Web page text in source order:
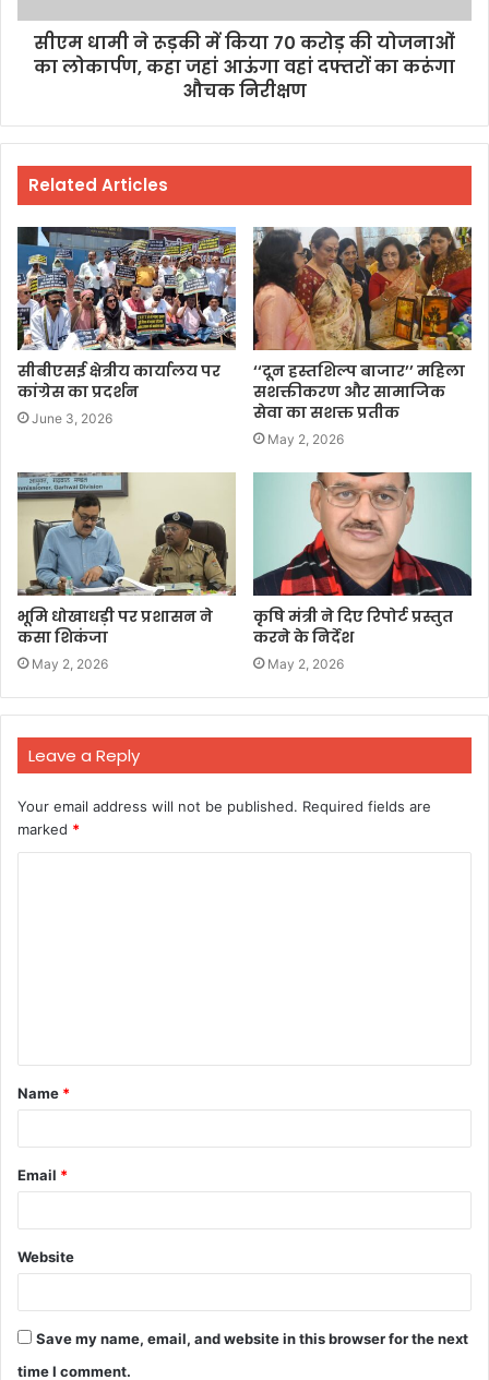
सीएम धामी ने रूड़की में किया 70 करोड़ की योजनाओं
का लोकार्पण, कहा जहां आऊंगा वहां दफ्तरों का करूंगा
औचक निरीक्षण
Related Articles
सीबीएसई क्षेत्रीय कार्यालय पर
कांग्रेस का प्रदर्शन
June 3, 2026
‘‘दून हस्तशिल्प बाजार’’ महिला
सशक्तीकरण और सामाजिक
सेवा का सशक्त प्रतीक
May 2, 2026
भूमि धोखाधड़ी पर प्रशासन ने
कसा शिकंजा
May 2, 2026
कृषि मंत्री ने दिए रिपोर्ट प्रस्तुत
करने के निर्देश
May 2, 2026
Leave a Reply
Your email address will not be published. Required fields are
marked *
t
*
Name *
Email *
Website
Save my name, email, and website in this browser for the next
time I comment.